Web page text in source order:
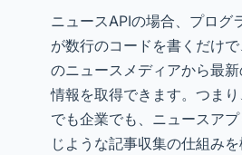
ニュースAPIの場合、プログ
が数行のコードを書くだけ
のニュースメディアから最
情報を取得できます。つまり
でも企業でも、ニュースア
じような記事収集の仕組み